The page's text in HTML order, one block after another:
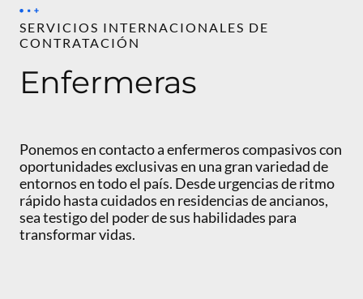
SERVICIOS INTERNACIONALES DE
CONTRATACIÓN
Enfermeras
Ponemos en contacto a enfermeros compasivos con
oportunidades exclusivas en una gran variedad de
entornos en todo el país. Desde urgencias de ritmo
rápido hasta cuidados en residencias de ancianos,
sea testigo del poder de sus habilidades para
transformar vidas.